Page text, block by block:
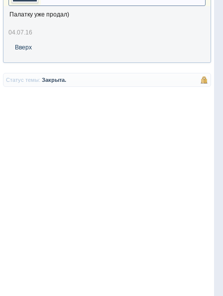
Палатку уже продал)
04.07.16
Вверх
Статус темы: Закрыта.